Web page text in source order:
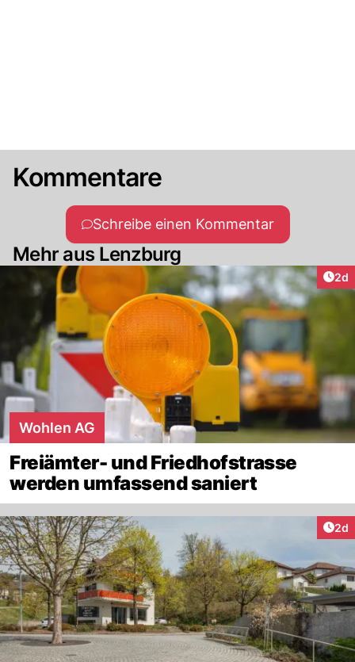
Kommentare
Schreibe einen Kommentar
Mehr aus Lenzburg
2d
Wohlen AG
Freiämter- und Friedhofstrasse
werden umfassend saniert
2d